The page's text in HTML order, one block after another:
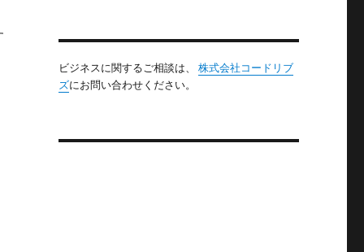
ビジネスに関するご相談は、 株式会社コードリブ
ズにお問い合わせください。